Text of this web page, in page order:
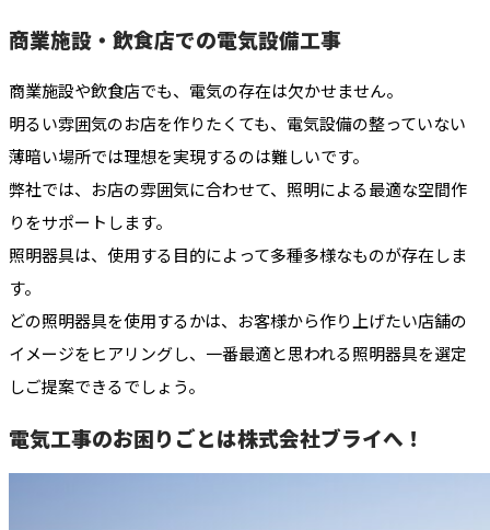
商業施設・飲食店での電気設備工事
商業施設や飲食店でも、電気の存在は欠かせません。
明るい雰囲気のお店を作りたくても、電気設備の整っていない
薄暗い場所では理想を実現するのは難しいです。
弊社では、お店の雰囲気に合わせて、照明による最適な空間作
りをサポートします。
照明器具は、使用する目的によって多種多様なものが存在しま
す。
どの照明器具を使用するかは、お客様から作り上げたい店舗の
イメージをヒアリングし、一番最適と思われる照明器具を選定
しご提案できるでしょう。
電気工事のお困りごとは株式会社ブライへ！